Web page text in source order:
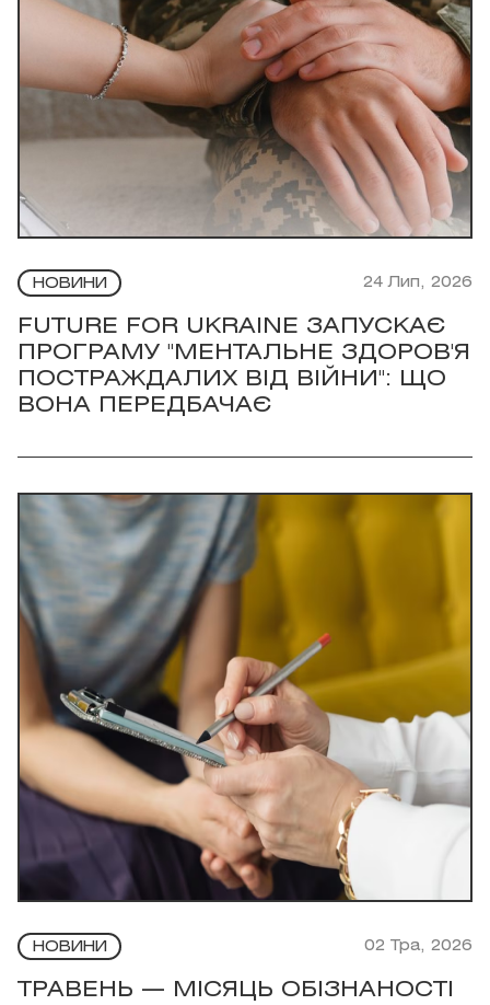
НОВИНИ 24 Лип, 2026
FUTURE FOR UKRAINE ЗАПУСКАЄ
ПРОГРАМУ "МЕНТАЛЬНЕ ЗДОРОВ'Я
ПОСТРАЖДАЛИХ ВІД ВІЙНИ": ЩО
ВОНА ПЕРЕДБАЧАЄ
НОВИНИ 02 Тра, 2026
ТРАВЕНЬ — МІСЯЦЬ ОБІЗНАНОСТІ